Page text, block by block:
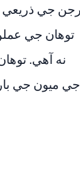
توهان جي
نه آهي.
جي ميون جي